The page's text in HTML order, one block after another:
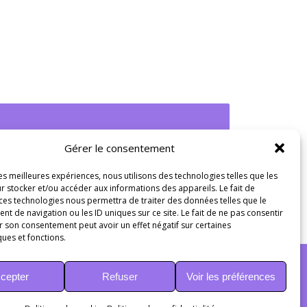
Gérer le consentement
meilleures expériences, nous utilisons des technologies telles que les
stocker et/ou accéder aux informations des appareils. Le fait de
technologies nous permettra de traiter des données telles que le
de navigation ou les ID uniques sur ce site. Le fait de ne pas consentir
son consentement peut avoir un effet négatif sur certaines
et fonctions.
Refuser Voir les préférences